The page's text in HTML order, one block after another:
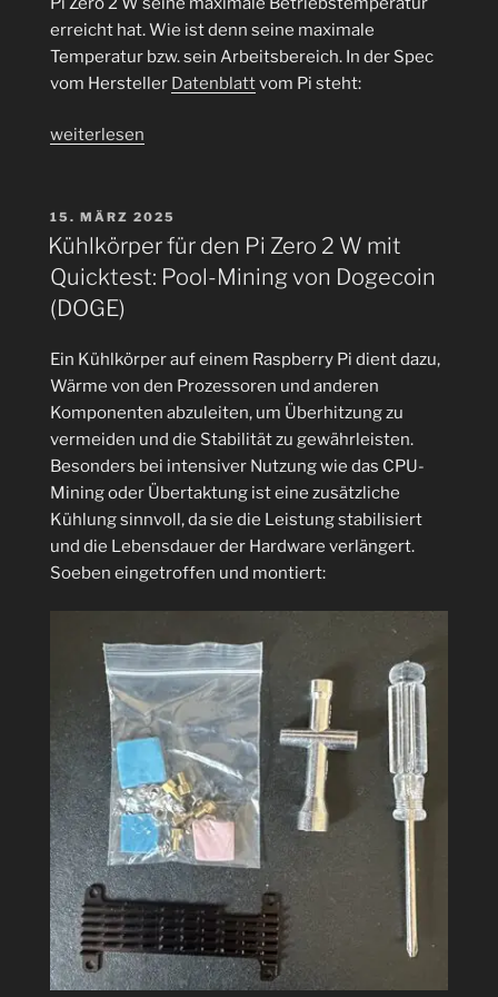
erreicht hat. Wie ist denn seine maximale
Temperatur bzw. sein Arbeitsbereich. In der Spec
vom Hersteller Datenblattvom Pi steht:
„Test
maximal
Temperatur
des
Raspberry
Pi
Zero
2
W
was
sind
Shares“
weiterlesen
VERÖFFENTLICHT
AM
15. MÄRZ 2025
Kühlkörper für den Pi Zero 2 W mit
Quicktest: Pool-Mining von Dogecoin
(DOGE)
Ein Kühlkörper auf einem Raspberry Pi dient dazu,
Wärme von den Prozessoren und anderen
Komponenten abzuleiten, um Überhitzung zu
vermeiden und die Stabilität zu gewährleisten.
Besonders bei intensiver Nutzung wie das CPU-
Mining oder Übertaktung ist eine zusätzliche
Kühlung sinnvoll, da sie die Leistung stabilisiert
und die Lebensdauer der Hardware verlängert.
Soeben eingetroffen und montiert: